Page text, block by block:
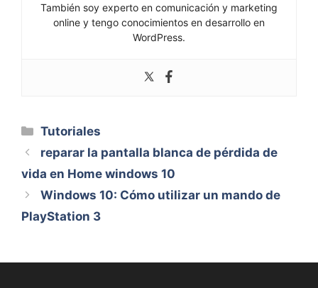
También soy experto en comunicación y marketing
online y tengo conocimientos en desarrollo en
WordPress.
Categorías
Tutoriales
reparar la pantalla blanca de pérdida de
vida en Home windows 10
Windows 10: Cómo utilizar un mando de
PlayStation 3